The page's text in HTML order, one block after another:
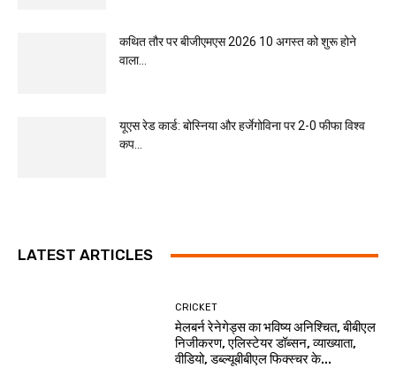
कथित तौर पर बीजीएमएस 2026 10 अगस्त को शुरू होने
वाला...
यूएस रेड कार्ड: बोस्निया और हर्जेगोविना पर 2-0 फीफा विश्व
कप...
LATEST ARTICLES
CRICKET
मेलबर्न रेनेगेड्स का भविष्य अनिश्चित, बीबीएल
निजीकरण, एलिस्टेयर डॉब्सन, व्याख्याता,
वीडियो, डब्ल्यूबीबीएल फिक्स्चर के...